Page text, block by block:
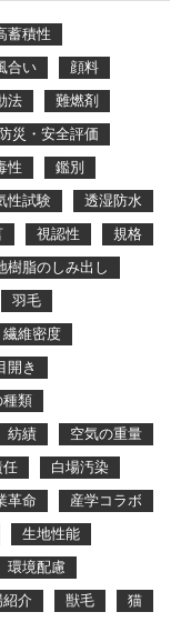
蓄積性
合い
顔料
法
難燃剤
災・安全評価
性
鑑別
性試験
透湿防水
視認性
規格
樹脂のしみ出し
羽毛
繊維密度
開き
類
紡績
空気の重量
白場汚染
革命
産学コラボ
生地性能
環境配慮
介 獣毛
猫